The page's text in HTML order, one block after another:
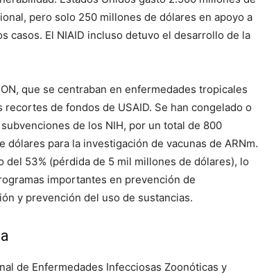
pero solo 250 millones de dólares en apoyo a
casos. El NIAID incluso detuvo el desarrollo de la
que se centraban en enfermedades tropicales
de fondos de USAID. Se han congelado o
de los NIH, por un total de 800
para la investigación de vacunas de ARNm.
53% (pérdida de 5 mil millones de dólares), lo
importantes en prevención de
y prevención del uso de sustancias.
de Enfermedades Infecciosas Zoonóticas y